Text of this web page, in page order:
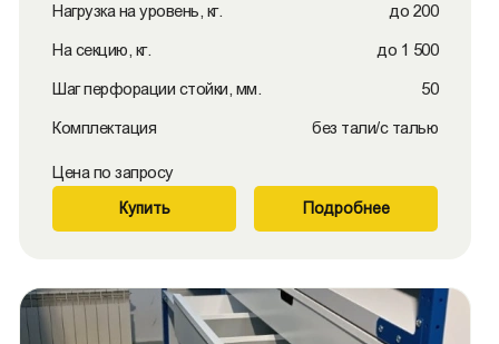
Нагрузка на уровень, кг. до 200
На секцию, кг. до 1 500
Шаг перфорации стойки, мм. 50
Комплектация без тали/с талью
Цена по запросу
Купить Подробнее